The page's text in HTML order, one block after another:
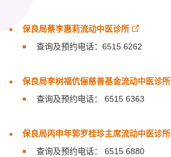
保良局蔡李惠莉流动中医诊所
查询及预约电话：6515 6262
保良局李树福伉俪慈善基金流动中医诊所
查询及预约电话： 6515 6363
保良局丙申年郭罗桂珍主席流动中医诊所
查询及预约电话： 6515 6880